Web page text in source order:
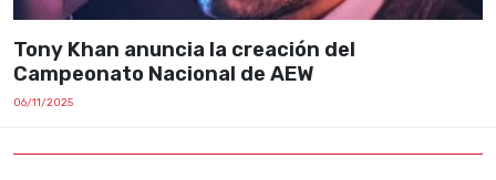
Tony Khan anuncia la creación del
Campeonato Nacional de AEW
06/11/2025